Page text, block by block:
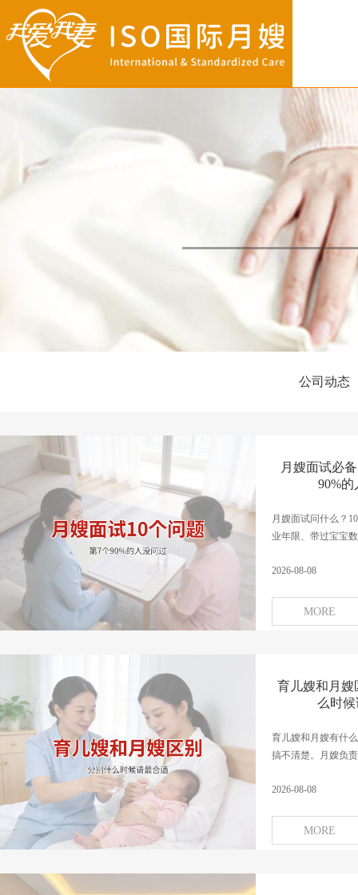
公司动态
月嫂面试必
90%
月嫂面试问什么？
业年限、带过宝宝
2026-08-08
MORE
育儿嫂和月嫂
么时
育儿嫂和月嫂有什
搞不清楚。月嫂负
2026-08-08
MORE